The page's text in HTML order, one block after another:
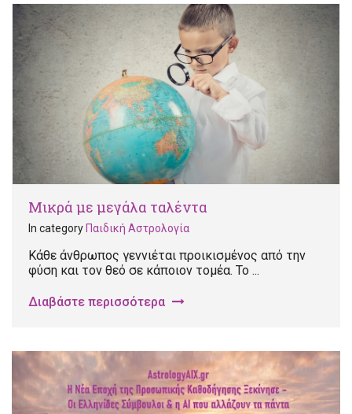
Μικρά με μεγάλα ταλέντα
In category Παιδική Αστρολογία
Κάθε άνθρωπος γεννιέται προικισμένος από την
φύση και τον θεό σε κάποιον τομέα. Το ...
Διαβάστε περισσότερα